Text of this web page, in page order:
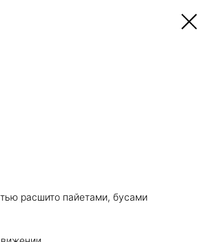
расшито пайетами, бусами